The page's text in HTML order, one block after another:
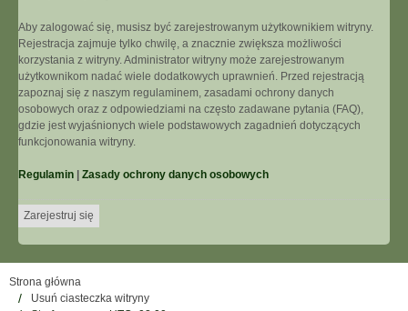
Aby zalogować się, musisz być zarejestrowanym użytkownikiem witryny.
Rejestracja zajmuje tylko chwilę, a znacznie zwiększa możliwości
korzystania z witryny. Administrator witryny może zarejestrowanym
użytkownikom nadać wiele dodatkowych uprawnień. Przed rejestracją
zapoznaj się z naszym regulaminem, zasadami ochrony danych
osobowych oraz z odpowiedziami na często zadawane pytania (FAQ),
gdzie jest wyjaśnionych wiele podstawowych zagadnień dotyczących
funkcjonowania witryny.
Regulamin Zasady ochrony danych osobowych
Zarejestruj się
Strona główna
Usuń ciasteczka witryny